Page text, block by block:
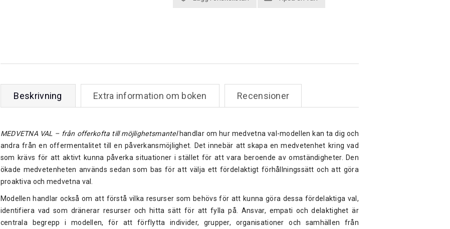
Beskrivning Extra information om boken Recensioner
MEDVETNA VAL – från offerkofta till möjlighetsmantel handlar om hur medvetna val-modellen kan ta dig och
andra från en offermentalitet till en påverkansmöjlighet. Det innebär att skapa en medvetenhet kring vad
som krävs för att aktivt kunna påverka situationer i stället för att vara beroende av omständigheter. Den
ökade medvetenheten används sedan som bas för att välja ett fördelaktigt förhållningssätt och att göra
proaktiva och medvetna val.
Modellen handlar också om att förstå vilka resurser som behövs för att kunna göra dessa fördelaktiga val,
identifiera vad som dränerar resurser och hitta sätt för att fylla på. Ansvar, empati och delaktighet är
centrala begrepp i modellen, för att förflytta individer, grupper, organisationer och samhällen från